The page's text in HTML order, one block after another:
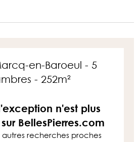
en-Baroeul - 5
- 252m²
n'est plus
BellesPierres.com
autres recherches proches